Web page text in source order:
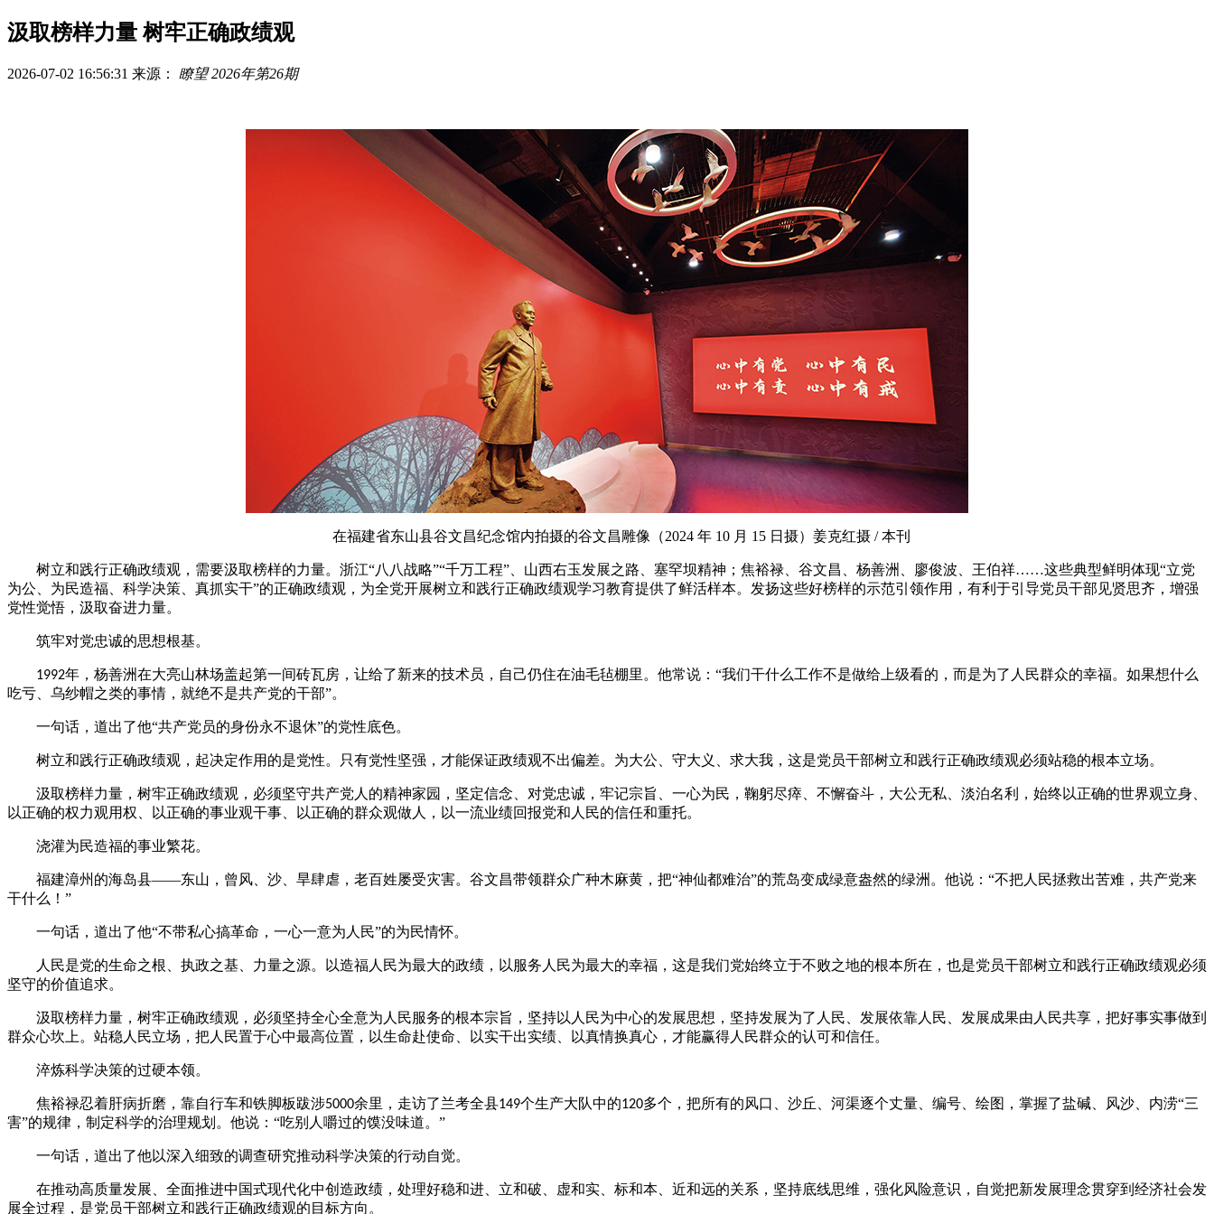
汲取榜样力量 树牢正确政绩观
2026-07-02 16:56:31 来源： 瞭望 2026年第26期
在福建省东山县谷文昌纪念馆内拍摄的谷文昌雕像（2024 年 10 月 15 日摄）姜克红摄 / 本刊
树立和践行正确政绩观，需要汲取榜样的力量。浙江“八八战略”“千万工程”、山西右玉发展之路、塞罕坝精神；焦裕禄、谷文昌、杨善洲、廖俊波、王伯祥……这些典型鲜明体现“立党
为公、为民造福、科学决策、真抓实干”的正确政绩观，为全党开展树立和践行正确政绩观学习教育提供了鲜活样本。发扬这些好榜样的示范引领作用，有利于引导党员干部见贤思齐，增强
党性觉悟，汲取奋进力量。
筑牢对党忠诚的思想根基。
1992年，杨善洲在大亮山林场盖起第一间砖瓦房，让给了新来的技术员，自己仍住在油毛毡棚里。他常说：“我们干什么工作不是做给上级看的，而是为了人民群众的幸福。如果想什么
吃亏、乌纱帽之类的事情，就绝不是共产党的干部”。
一句话，道出了他“共产党员的身份永不退休”的党性底色。
树立和践行正确政绩观，起决定作用的是党性。只有党性坚强，才能保证政绩观不出偏差。为大公、守大义、求大我，这是党员干部树立和践行正确政绩观必须站稳的根本立场。
汲取榜样力量，树牢正确政绩观，必须坚守共产党人的精神家园，坚定信念、对党忠诚，牢记宗旨、一心为民，鞠躬尽瘁、不懈奋斗，大公无私、淡泊名利，始终以正确的世界观立身、
以正确的权力观用权、以正确的事业观干事、以正确的群众观做人，以一流业绩回报党和人民的信任和重托。
浇灌为民造福的事业繁花。
福建漳州的海岛县——东山，曾风、沙、旱肆虐，老百姓屡受灾害。谷文昌带领群众广种木麻黄，把“神仙都难治”的荒岛变成绿意盎然的绿洲。他说：“不把人民拯救出苦难，共产党来
干什么！”
一句话，道出了他“不带私心搞革命，一心一意为人民”的为民情怀。
人民是党的生命之根、执政之基、力量之源。以造福人民为最大的政绩，以服务人民为最大的幸福，这是我们党始终立于不败之地的根本所在，也是党员干部树立和践行正确政绩观必须
坚守的价值追求。
汲取榜样力量，树牢正确政绩观，必须坚持全心全意为人民服务的根本宗旨，坚持以人民为中心的发展思想，坚持发展为了人民、发展依靠人民、发展成果由人民共享，把好事实事做到
群众心坎上。站稳人民立场，把人民置于心中最高位置，以生命赴使命、以实干出实绩、以真情换真心，才能赢得人民群众的认可和信任。
淬炼科学决策的过硬本领。
焦裕禄忍着肝病折磨，靠自行车和铁脚板跋涉5000余里，走访了兰考全县149个生产大队中的120多个，把所有的风口、沙丘、河渠逐个丈量、编号、绘图，掌握了盐碱、风沙、内涝“三
害”的规律，制定科学的治理规划。他说：“吃别人嚼过的馍没味道。”
一句话，道出了他以深入细致的调查研究推动科学决策的行动自觉。
在推动高质量发展、全面推进中国式现代化中创造政绩，处理好稳和进、立和破、虚和实、标和本、近和远的关系，坚持底线思维，强化风险意识，自觉把新发展理念贯穿到经济社会发
展全过程，是党员干部树立和践行正确政绩观的目标方向。